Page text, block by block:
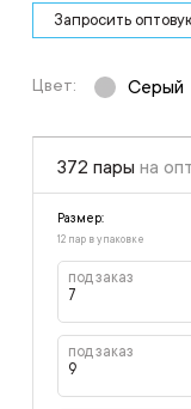
Запросить
Цвет: Серый
372 пары на
Размер:
12 пар в упаковке
под заказ
7
под заказ
9